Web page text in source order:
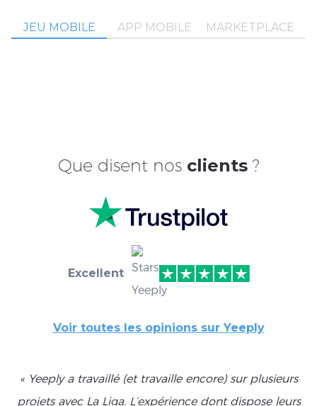
JEU MOBILE APP MOBILE MARKETPLACE
Que disent nosclients?
Excellent
Voir toutes les opinions sur Yeeply
« Yeeply a travaillé (et travaille encore) sur plusieurs
projets avec La Liga. L’expérience dont dispose leurs